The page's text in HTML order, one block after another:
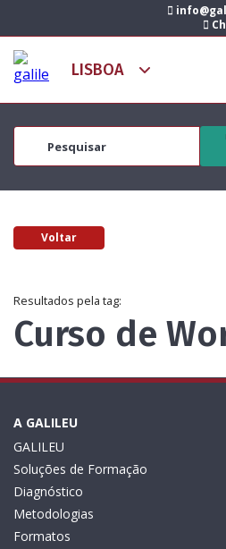
Voltar
Resultados pela tag:
Curso de
A GALILEU
GALILEU
Soluções de Formação
Diagnóstico
Metodologias
Formatos